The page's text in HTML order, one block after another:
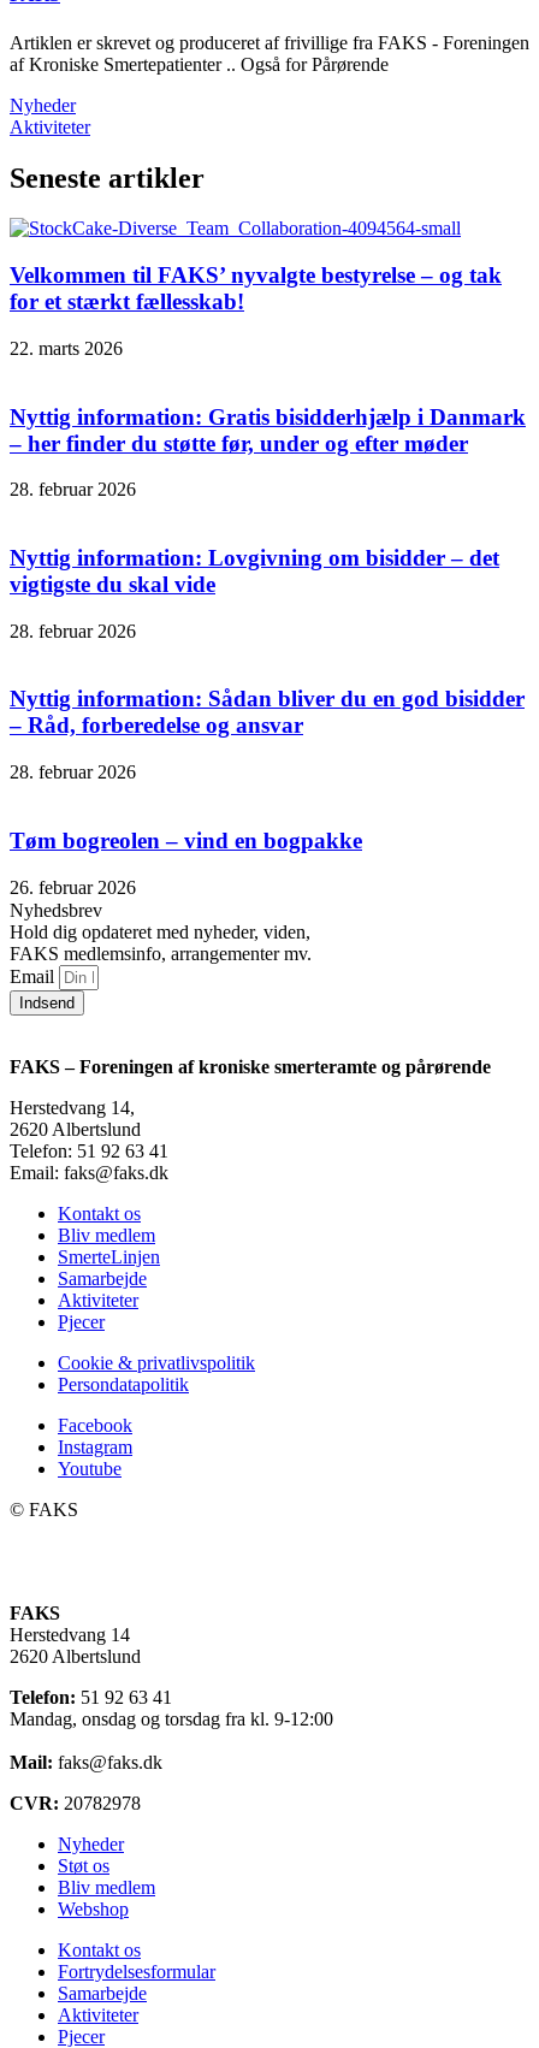
Artiklen er skrevet og produceret af frivillige fra FAKS - Foreningen
af Kroniske Smertepatienter .. Også for Pårørende
Nyheder
Aktiviteter
Seneste artikler
Velkommen til FAKS’ nyvalgte bestyrelse – og tak
for et stærkt fællesskab!
22. marts 2026
Nyttig information: Gratis bisidderhjælp i Danmark
– her finder du støtte før, under og efter møder
28. februar 2026
Nyttig information: Lovgivning om bisidder – det
vigtigste du skal vide
28. februar 2026
Nyttig information: Sådan bliver du en god bisidder
– Råd, forberedelse og ansvar
28. februar 2026
Tøm bogreolen – vind en bogpakke
26. februar 2026
Nyhedsbrev
Hold dig opdateret med nyheder, viden,
FAKS medlemsinfo, arrangementer mv.
Email
Indsend
FAKS – Foreningen af kroniske smerteramte og pårørende
Herstedvang 14,
2620 Albertslund
Telefon: 51 92 63 41
Email: faks@faks.dk
Kontakt os
Bliv medlem
SmerteLinjen
Samarbejde
Aktiviteter
Pjecer
Cookie & privatlivspolitik
Persondatapolitik
Facebook
Instagram
Youtube
©️ FAKS
FAKS
Herstedvang 14
2620 Albertslund
Telefon: 51 92 63 41
Mandag, onsdag og torsdag fra kl. 9-12:00
Mail: faks@faks.dk
CVR: 20782978
Nyheder
Støt os
Bliv medlem
Webshop
Kontakt os
Fortrydelsesformular
Samarbejde
Aktiviteter
Pjecer